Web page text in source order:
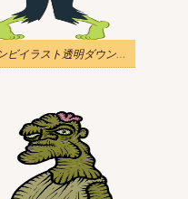
ゾンビイラスト透明ダウンロード